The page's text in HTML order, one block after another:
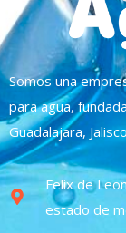
Somos una
para agua,
Guadalajara,
Felix de
estado de